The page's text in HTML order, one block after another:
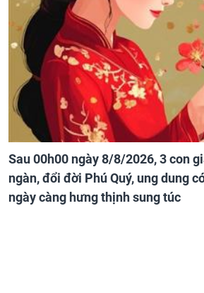
Sau 00h00 ngày 8/8/2026, 3 con
ngàn, đổi đời Phú Quý, ung dung
ngày càng hưng thịnh sung túc